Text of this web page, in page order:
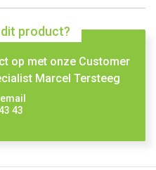
product?
op met onze Customer
Marcel Tersteeg
43